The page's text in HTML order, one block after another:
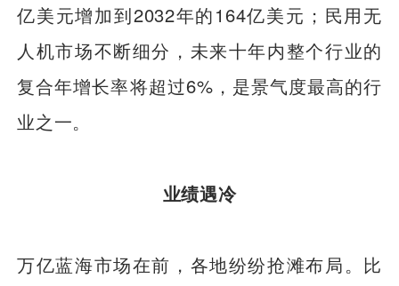
亿美元增加到2032年的164亿美元；民用无
人机市场不断细分，未来十年内整个行业的
复合年增长率将超过6%，是景气度最高的行
业之一。
业绩遇冷
万亿蓝海市场在前，各地纷纷抢滩布局。比